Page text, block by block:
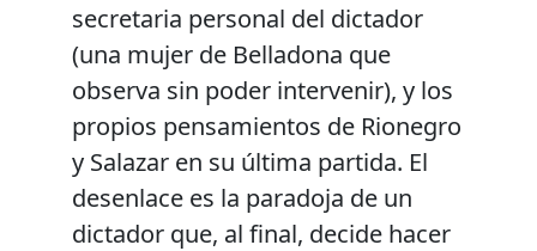
secretaria personal del dictador
(una mujer de Belladona que
observa sin poder intervenir), y los
propios pensamientos de Rionegro
y Salazar en su última partida. El
desenlace es la paradoja de un
dictador que, al final, decide hacer